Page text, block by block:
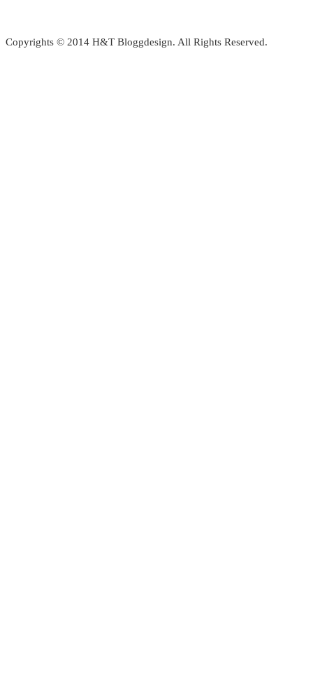
Copyrights © 2014 H&T Bloggdesign. All Rights Reserved.